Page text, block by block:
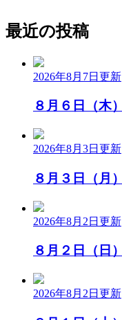
最近の投稿
2026年8月7日 更新
８月６日（木）
2026年8月3日 更新
８月３日（月）
2026年8月2日 更新
８月２日（日）
2026年8月2日 更新